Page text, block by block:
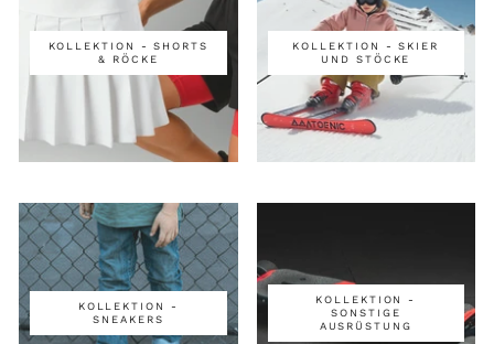
KOLLEKTION - SHORTS
& RÖCKE
KOLLEKTION - SKIER
UND STÖCKE
KOLLEKTION -
SNEAKERS
KOLLEKTION -
SONSTIGE
AUSRÜSTUNG